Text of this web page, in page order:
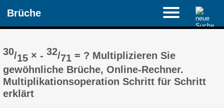
Brüche
30/15 × -32/71 = ? Multiplizieren Sie
gewöhnliche Brüche, Online-Rechner.
Multiplikationsoperation Schritt für Schritt
erklärt